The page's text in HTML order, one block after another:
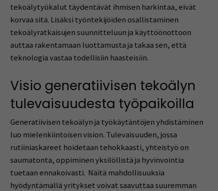
tekoälytyökalut täydentävät ihmisen harkintaa, eivät
korvaa sitä. Lisäksi työntekijöiden osallistaminen
tekoälyratkaisujen suunnitteluun ja käyttöönottoon
auttaa rakentamaan luottamusta ja takaa sen, että
teknologia vastaa todellisiin haasteisiin.
Visio generatiivisen tekoälyn
tulevaisuudesta työpaikoilla
Generatiivisen tekoälyn ja työkäytäntöjen yhdistäminen
luo mielenkiintoisen vision. Tulevaisuuden, jossa
rutiiniaskareet hoidetaan tehokkaasti, yhteistyö on
saumatonta, oppiminen yksilöllistä ja hyvinvointia
tuetaan ennakoivasti. Näitä mahdollisuuksia
hyödyntämällä yritykset voivat saavuttaa suuremman